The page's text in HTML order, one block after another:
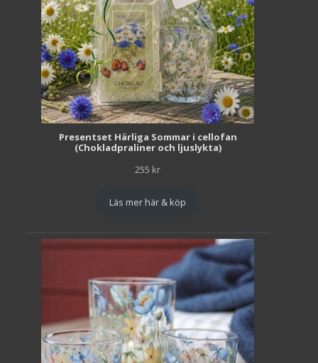
Presentset Härliga Sommar i cellofan
(Chokladpraliner och ljuslykta)
255 kr
Läs mer här & köp